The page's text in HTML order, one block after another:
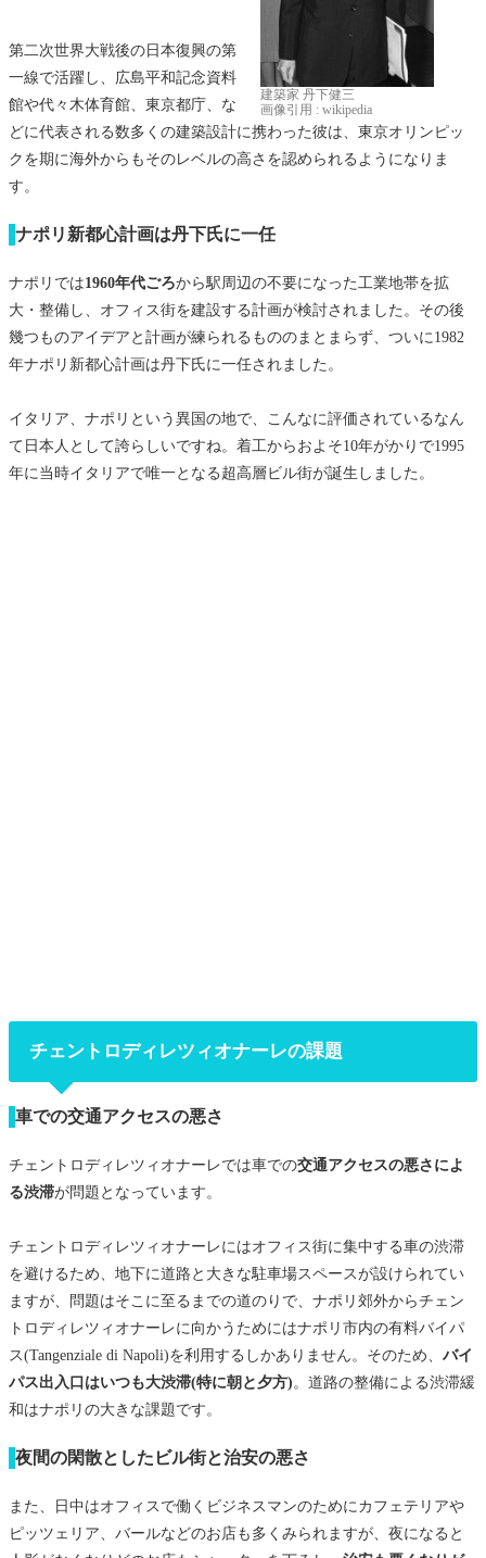
建築家 丹下健三
画像引用 : wikipedia
第二次世界大戦後の日本復興の第
一線で活躍し、広島平和記念資料
館や代々木体育館、東京都庁、な
どに代表される数多くの建築設計に携わった彼は、東京オリンピッ
クを期に海外からもそのレベルの高さを認められるようになりま
す。
ナポリ新都心計画は丹下氏に一任
ナポリでは1960年代ごろから駅周辺の不要になった工業地帯を拡
大・整備し、オフィス街を建設する計画が検討されました。その後
幾つものアイデアと計画が練られるもののまとまらず、ついに1982
年ナポリ新都心計画は丹下氏に一任されました。
イタリア、ナポリという異国の地で、こんなに評価されているなん
て日本人として誇らしいですね。着工からおよそ10年がかりで1995
年に当時イタリアで唯一となる超高層ビル街が誕生しました。
チェントロディレツィオナーレの課題
車での交通アクセスの悪さ
チェントロディレツィオナーレでは車での交通アクセスの悪さによ
る渋滞が問題となっています。
チェントロディレツィオナーレにはオフィス街に集中する車の渋滞
を避けるため、地下に道路と大きな駐車場スペースが設けられてい
ますが、問題はそこに至るまでの道のりで、ナポリ郊外からチェン
トロディレツィオナーレに向かうためにはナポリ市内の有料バイパ
ス(Tangenziale di Napoli)を利用するしかありません。そのため、 バイ
パス出入口はいつも大渋滞(特に朝と夕方)。道路の整備による渋滞緩
和はナポリの大きな課題です。
夜間の閑散としたビル街と治安の悪さ
また、日中はオフィスで働くビジネスマンのためにカフェテリアや
ピッツェリア、バールなどのお店も多くみられますが、夜になると